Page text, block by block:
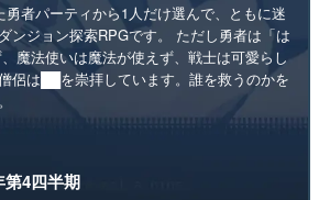
勇者パーティから1人だけ選んで、ともに迷
ンジョン探索RPGです。 ただし勇者は「は
魔法使いは魔法が使えず、戦士は可愛らし
侶は██を崇拝しています。誰を救うのかを
第4四半期